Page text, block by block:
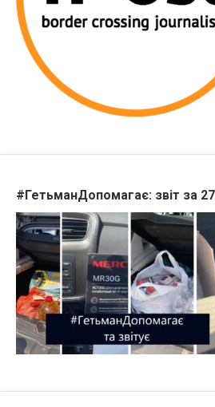
#ГетьманДопомагає: звіт за